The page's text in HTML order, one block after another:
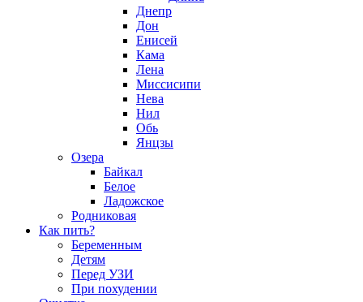
Днепр
Дон
Енисей
Кама
Лена
Миссисипи
Нева
Нил
Обь
Янцзы
Озера
Байкал
Белое
Ладожское
Родниковая
Как пить?
Беременным
Детям
Перед УЗИ
При похудении